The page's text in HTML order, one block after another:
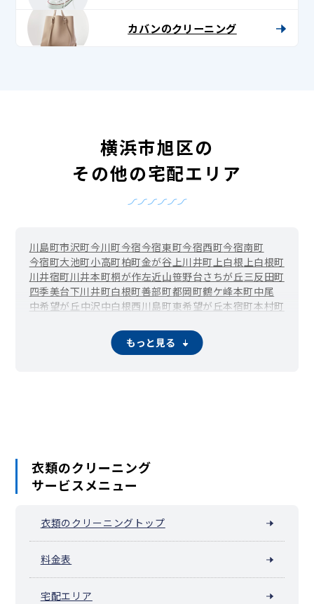
カバンのクリーニング
横浜市旭区の
その他の宅配エリア
川島町市沢町今川町今宿今宿東町今宿西町今宿南町
今宿町大池町小高町柏町金が谷上川井町上白根上白根町
川井宿町川井本町桐が作左近山笹野台さちが丘三反田町
四季美台下川井町白根町善部町都岡町鶴ケ峰本町中尾
中希望が丘中沢中白根西川島町東希望が丘本宿町本村町
もっと見る
衣類のクリーニング
サービスメニュー
衣類のクリーニングトップ
料金表
宅配エリア